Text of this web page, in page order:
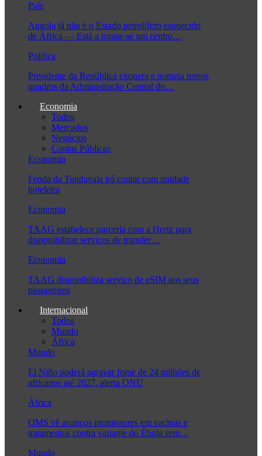
País
Angola já não é o Estado petrolífero esquecido
de África — Está a tornar-se um centro…
Política
Presidente da República exonera e nomeia novos
quadros da Administração Central do…
Economia
Todos
Mercados
Negócios
Contas Públicas
Economia
Fenda da Tundavala irá contar com unidade
hoteleira
Economia
TAAG estabelece parceria com a Hertz para
disponibilizar serviços de transfer…
Economia
TAAG disponibiliza serviço de eSIM aos seus
passageiros
Internacional
Todos
Mundo
África
Mundo
El Niño poderá agravar fome de 24 milhões de
africanos até 2027, alerta ONU
África
OMS vê avanços promissores em vacinas e
tratamentos contra variante do Ébola sem…
Mundo